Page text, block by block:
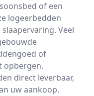
of een
logeerbedden
Veel
of
opbergen.
direct leverbaar,
uw aankoop.